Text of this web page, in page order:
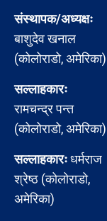
संस्थापक/अध्यक्षः
बाशुदेव खनाल
(कोलोराडो, अमेरिका)
सल्लाहकारः
रामचन्द्र पन्त
(कोलोराडो, अमेरिका)
सल्लाहकारःधर्मराज
श्रेष्ठ (कोलोराडो,
अमेरिका)